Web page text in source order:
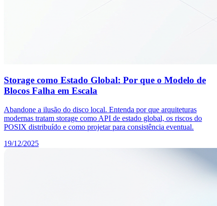
Storage como Estado Global: Por que o Modelo de
Blocos Falha em Escala
Abandone a ilusão do disco local. Entenda por que arquiteturas
modernas tratam storage como API de estado global, os riscos do
POSIX distribuído e como projetar para consistência eventual.
19/12/2025